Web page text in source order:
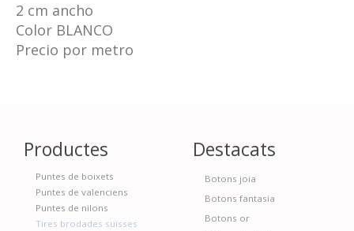
2 cm ancho
Color BLANCO
Precio por metro
Productes
Puntes de boixets
Puntes de valenciens
Puntes de nilons
Tires brodades suïsses
Destacats
Botons joia
Botons fantasia
Botons or